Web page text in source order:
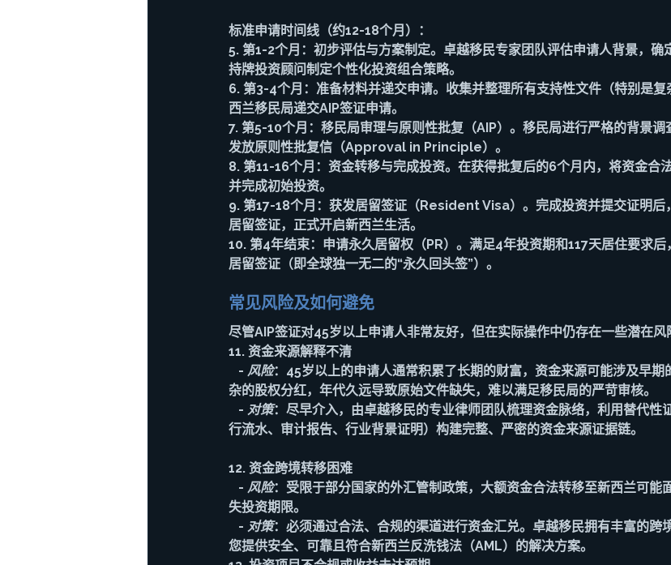
标准申请时间线（约12-18个月）
：
5. 第1-2个月：初步评估与方案制定。卓越移民专家团队评估申请人背景，确
持牌投资顾问制定个性化投资组合策略。
6. 第3-4个月：准备材料并递交申请。收集并整理所有支持性文件（特别是
西兰移民局递交AIP签证申请。
7. 第5-10个月：移民局审理与原则性批复（AIP） 。移民局进行严格的背景
发放原则性批复信（Approval in Principle）。
8. 第11-16个月：资金转移与完成投资。在获得批复后的6个月内，将资金合
并完成初始投资。
9. 第17-18个月：获发居留签证（Resident Visa） 。完成投资并提交证明
居留签证，正式开启新西兰生活。
10. 第4年结束：申请永久居留权（PR） 。满足4年投资期和117天居住要求
居留签证（即全球独一无二的“永久回头签”）。
常见风险及如何避免
尽管AIP签证对45岁以上申请人非常友好，但在实际操作中仍存在一些潜在风
11. 资金来源解释不清
- 风险：45岁以上的申请人通常积累了长期的财富，资金来源可能涉及早期
杂的股权分红，年代久远导致原始文件缺失，难以满足移民局的严苛审核。
- 对策：尽早介入，由卓越移民的专业律师团队梳理资金脉络，利用替代性
行流水、审计报告、行业背景证明）构建完整、严密的资金来源证据链。
12. 资金跨境转移困难
- 风险：受限于部分国家的外汇管制政策，大额资金合法转移至新西兰可能
失投资期限。
- 对策：必须通过合法、合规的渠道进行资金汇兑。卓越移民拥有丰富的跨
您提供安全、可靠且符合新西兰反洗钱法（AML）的解决方案。